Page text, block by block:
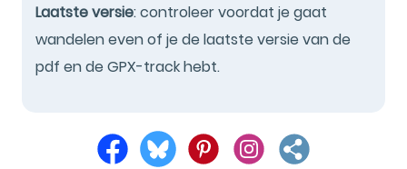
Laatste versie: controleer voordat je gaat
wandelen even of je de laatste versie van de
pdf en de GPX-track hebt.